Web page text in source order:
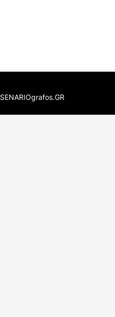
SENARIOgrafos.GR